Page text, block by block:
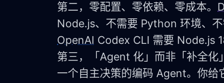
第二，零配置、零依赖、零成本。
Node.js、不需要 Python 环境、不
OpenAI Codex CLI 需要 Node.js
第三，「Agent 化」而非「补全化
一个自主决策的编码 Agent。你给